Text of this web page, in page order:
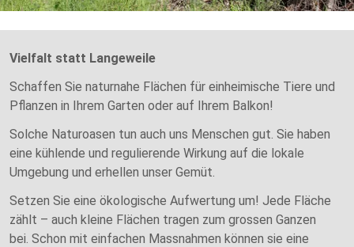
Vielfalt statt Langeweile
Schaffen Sie naturnahe Flächen für einheimische Tiere und
Pflanzen in Ihrem Garten oder auf Ihrem Balkon!
Solche Naturoasen tun auch uns Menschen gut. Sie haben
eine kühlende und regulierende Wirkung auf die lokale
Umgebung und erhellen unser Gemüt.
Setzen Sie eine ökologische Aufwertung um! Jede Fläche
zählt – auch kleine Flächen tragen zum grossen Ganzen
bei. Schon mit einfachen Massnahmen können sie eine